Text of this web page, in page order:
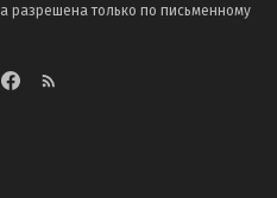
разрешена только по письменному